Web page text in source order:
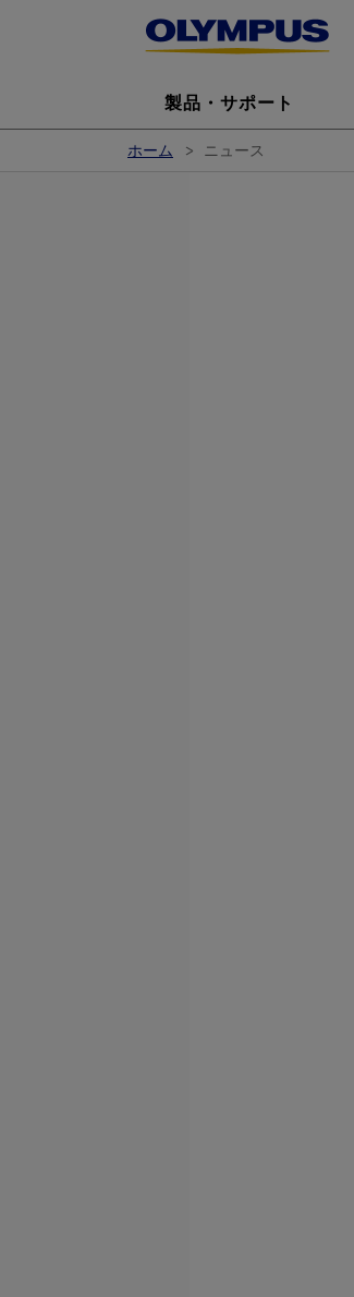
製品・サポート
ホーム ニュース